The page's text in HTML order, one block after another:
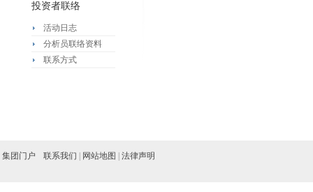
投资者联络
活动日志
分析员联络资料
联系方式
集团门户 联系我们 网站地图 法律声明